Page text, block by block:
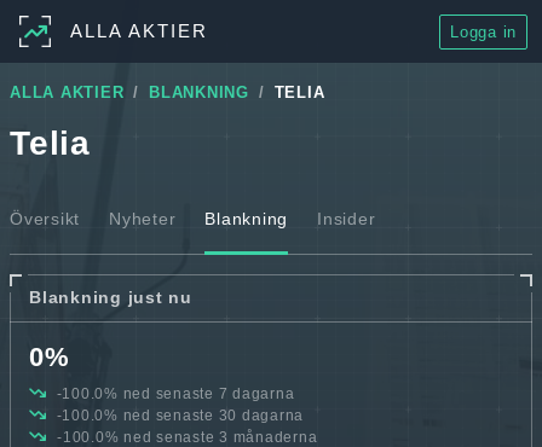
ALLA AKTIER Logga in
ALLA AKTIER BLANKNING TELIA
Telia
Översikt Nyheter Blankning Insider
Blankning just nu
0%
-100.0% ned senaste 7 dagarna
-100.0% ned senaste 30 dagarna
-100.0% ned senaste 3 månaderna